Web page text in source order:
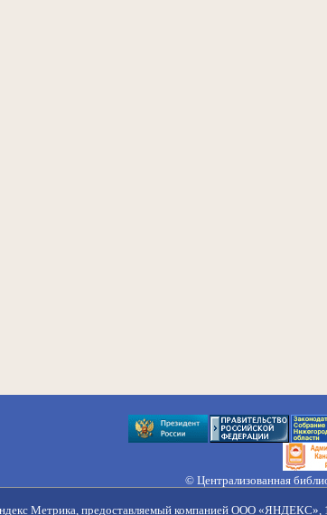
© Централизованная
Метрика, предоставляемый компанией ООО